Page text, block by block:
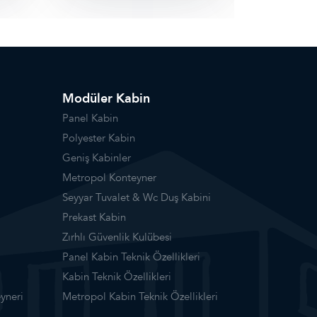
Modüler Kabin
Panel Kabin
Polyester Kabin
Geniş Kabinler
Metropol Konteyner
Seyyar Tuvalet & Wc Duş Kabini
Prekast Kabin
Zırhlı Güvenlik Kulübesi
Panel Kabin Teknik Özellikleri
Kabin Teknik Özellikleri
Metropol Kabin Teknik Özellikleri